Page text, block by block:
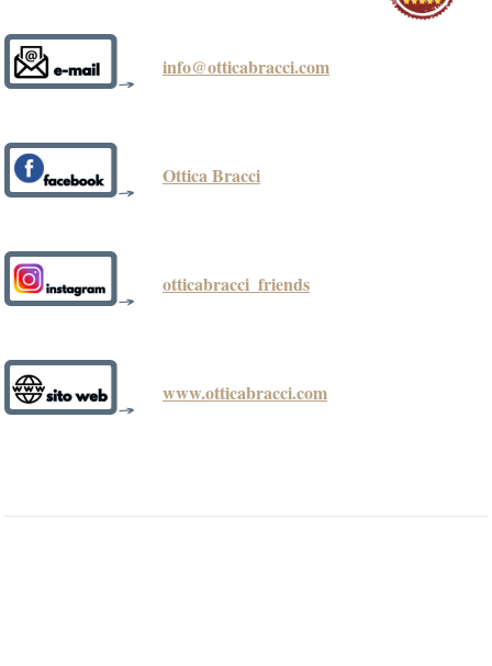
info@otticabracci.com
Ottica Bracci
otticabracci_friends
www.otticabracci.com